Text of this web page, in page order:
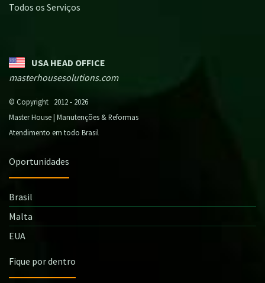
Todos os Serviços
USA HEAD OFFICE
masterhousesolutions.com
© Copyright 2012 - 2026
Master House | Manutenções & Reformas
Atendimento em todo Brasil
Oportunidades
Brasil
Malta
EUA
Fique por dentro